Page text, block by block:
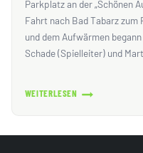
Parkplatz an der „Schönen
Fahrt nach Bad Tabarz
und dem Aufwärmen
Schade (Spielleiter) und
WEITERLESEN
SPIELBERICHT: